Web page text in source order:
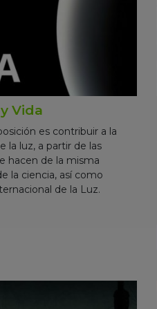
Vida
es contribuir a la
la luz, a partir de las
hacen de la misma
la ciencia, así como
de la Luz.